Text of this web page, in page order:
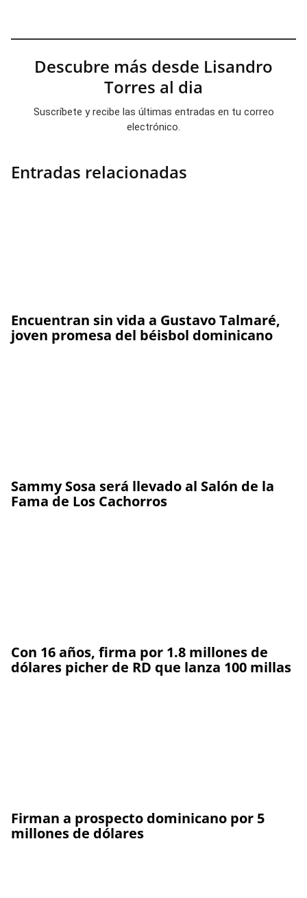
Descubre más desde Lisandro
Torres al dia
Suscríbete y recibe las últimas entradas en tu correo
electrónico.
Entradas relacionadas
Encuentran sin vida a Gustavo Talmaré,
joven promesa del béisbol dominicano
Sammy Sosa será llevado al Salón de la
Fama de Los Cachorros
Con 16 años, firma por 1.8 millones de
dólares picher de RD que lanza 100 millas
Firman a prospecto dominicano por 5
millones de dólares